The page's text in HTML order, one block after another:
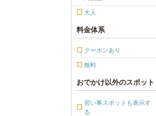
大人
料金体系
クーポンあり
無料
おでかけ以外のスポット
習い事スポットも表示す
る